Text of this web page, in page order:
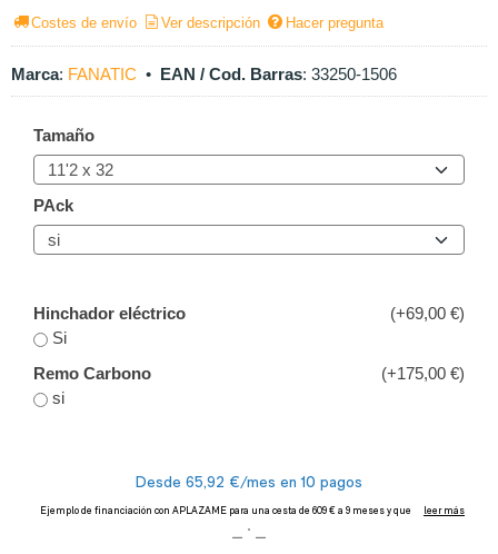
Costes de envío Ver descripción Hacer pregunta
Marca: FANATIC • EAN / Cod. Barras: 33250-1506
Tamaño
PAck
Hinchador eléctrico
(+69,00 €)
Si
Remo Carbono
(+175,00 €)
si